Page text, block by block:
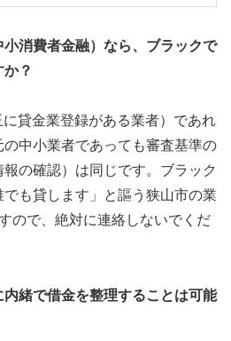
消費者金融）なら、ブラックで
？
貸金業登録がある業者）であれ
中小業者であっても審査基準の
の確認）は同じです。ブラック
も貸します」と謳う狭山市の業
ので、絶対に連絡しないでくだ
緒で借金を整理することは可能